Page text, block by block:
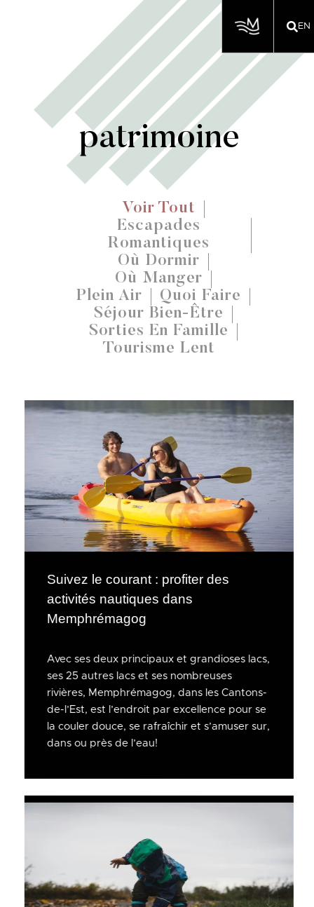
EN
patrimoine
Voir Tout
Escapades
Romantiques
Où Dormir
Où Manger
Plein Air Quoi Faire
Séjour Bien-Être
Sorties En Famille
Tourisme Lent
Suivez le courant : profiter des
activités nautiques dans
Memphrémagog
Avec ses deux principaux et grandioses lacs,
ses 25 autres lacs et ses nombreuses
rivières, Memphrémagog, dans les Cantons-
de-l’Est, est l’endroit par excellence pour se
la couler douce, se rafraîchir et s’amuser sur,
dans ou près de l’eau!